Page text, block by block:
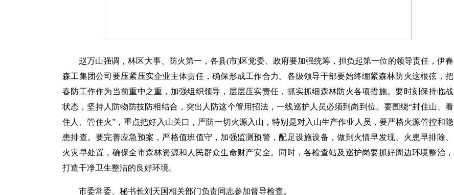
赵万山强调，林区大事、防火第一，各县(市)区党委、政府要加强统筹，担负起第一位的领导责任，伊春
森工集团公司要压紧压实企业主体责任，确保形成工作合力。各级领导干部要始终绷紧森林防火这根弦，把
春防工作作为当前重中之重，加强组织领导，层层压实责任，抓实抓细森林防火各项措施。要时刻保持临战
状态，坚持人防物防技防相结合，突出人防这个管用招法，一线巡护人员必须到岗到位。要围绕“封住山、看
住人、管住火”，重点把好入山关口，严防一切火源入山，特别是对入山生产作业人员，要严格火源管控和隐
患排查。要完善应急预案，严格值班值守，加强监测预警，配足设施设备，做到火情早发现、火患早排除、
火灾早处置，确保全市森林资源和人民群众生命财产安全。同时，各检查站及巡护岗要抓好周边环境整治，
打造干净卫生整洁的良好环境。
市委常委、秘书长刘天国相关部门负责同志参加督导检查。